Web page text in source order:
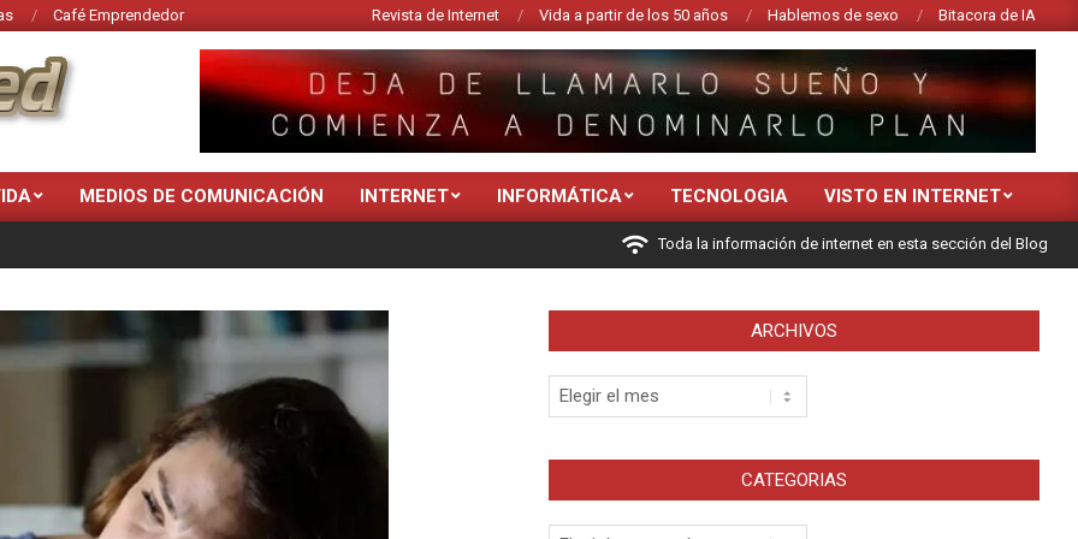
Café Emprendedor Revista de Internet Vida a partir de los 50 años Hablemos de sexo Bitacora de IA
MEDIOS DE COMUNICACIÓN INTERNET INFORMÁTICA TECNOLOGIA VISTO EN INTERNET
Toda la información de internet en esta sección del Blog
ARCHIVOS
Archivos
CATEGORIAS